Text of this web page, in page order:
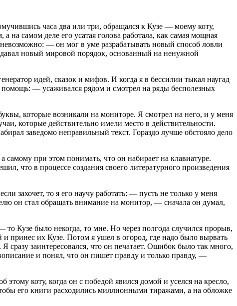
часа два или три, обращался к Кузе — моему коту,
самом деле его усатая голова работала, как самая мощная
— он мог в уме разрабатывать новый способ ловли
новый мировой порядок, основанный на ненужной
идей, сказок и мифов. И когда я в бессилии тыкал наугад
помощь: — усаживался рядом и смотрел на ряды бесполезных
которые возникали на мониторе. Я смотрел на него, и у меня
которые действительно имели место в действительности.
заведомо неправильный текст. Гораздо лучше обстояло дело
при этом понимать, что он набирает на клавиатуре.
что в процессе создания своего литературного произведения
захочет, то я его научу работать: — пусть не только у меня
он стал обращать внимание на монитор, — сначала он думал,
Кузе было некогда, то мне. Но через полгода случился прорыв,
принес их Кузе. Потом я ушел в огород, где надо было вырвать
заинтересовался, что он печатает. Ошибок было так много,
и понял, что он пишет правду и только правду, —
коту, когда он с победой явился домой и уселся на кресло,
его книги расходились миллионными тиражами, а на обложке